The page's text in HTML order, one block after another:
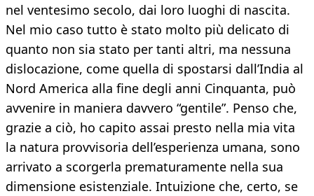
nel ventesimo secolo, dai loro luoghi di nascita.
Nel mio caso tutto è stato molto più delicato di
quanto non sia stato per tanti altri, ma nessuna
dislocazione, come quella di spostarsi dall’India al
Nord America alla fine degli anni Cinquanta, può
avvenire in maniera davvero “gentile”. Penso che,
grazie a ciò, ho capito assai presto nella mia vita
la natura provvisoria dell’esperienza umana, sono
arrivato a scorgerla prematuramente nella sua
dimensione esistenziale. Intuizione che, certo, se